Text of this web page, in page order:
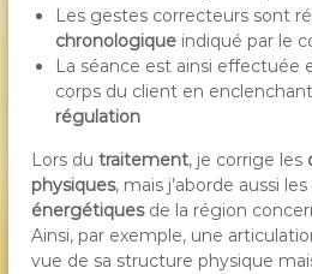
Les gestes correcteurs sont
chronologique indiqué par le
La séance est ainsi effectuée
corps du client en
régulation
Lors dutraitement, je corrige les
physiques, mais j’aborde aussi les
énergétiquesde la région
Ainsi, par exemple, une
vue de sa structure physique